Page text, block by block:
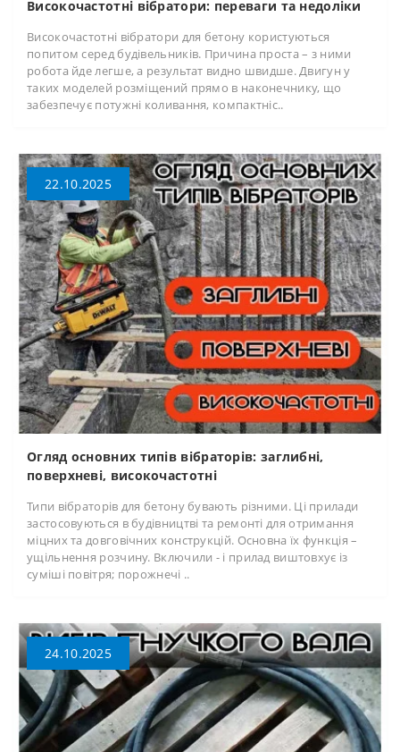
Високочастотні вібратори: переваги та недоліки
Високочастотні вібратори для бетону користуються
попитом серед будівельників. Причина проста – з ними
робота йде легше, а результат видно швидше. Двигун у
таких моделей розміщений прямо в наконечнику, що
забезпечує потужні коливання, компактніс..
22.10.2025
Огляд основних типів вібраторів: заглибні,
поверхневі, високочастотні
Типи вібраторів для бетону бувають різними. Ці прилади
застосовуються в будівництві та ремонті для отримання
міцних та довговічних конструкцій. Основна їх функція –
ущільнення розчину. Включили - і прилад виштовхує із
суміші повітря; порожнечі ..
24.10.2025